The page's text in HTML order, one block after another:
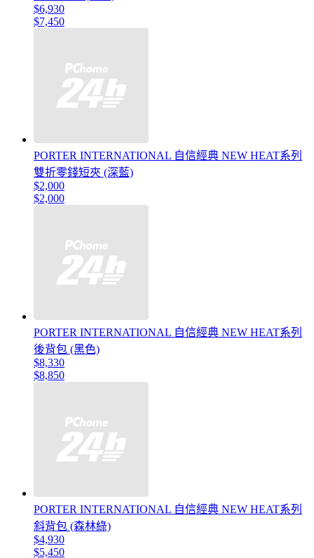
$6,930
$7,450
PORTER INTERNATIONAL 自信經典 NEW HEAT系列
雙折零錢短夾 (深藍)
$2,000
$2,000
PORTER INTERNATIONAL 自信經典 NEW HEAT系列
後背包 (黑色)
$8,330
$8,850
PORTER INTERNATIONAL 自信經典 NEW HEAT系列
斜背包 (森林綠)
$4,930
$5,450